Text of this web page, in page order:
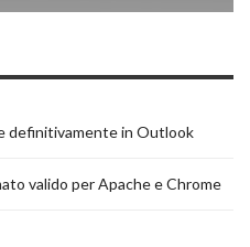
definitivamente in Outlook
valido per Apache e Chrome